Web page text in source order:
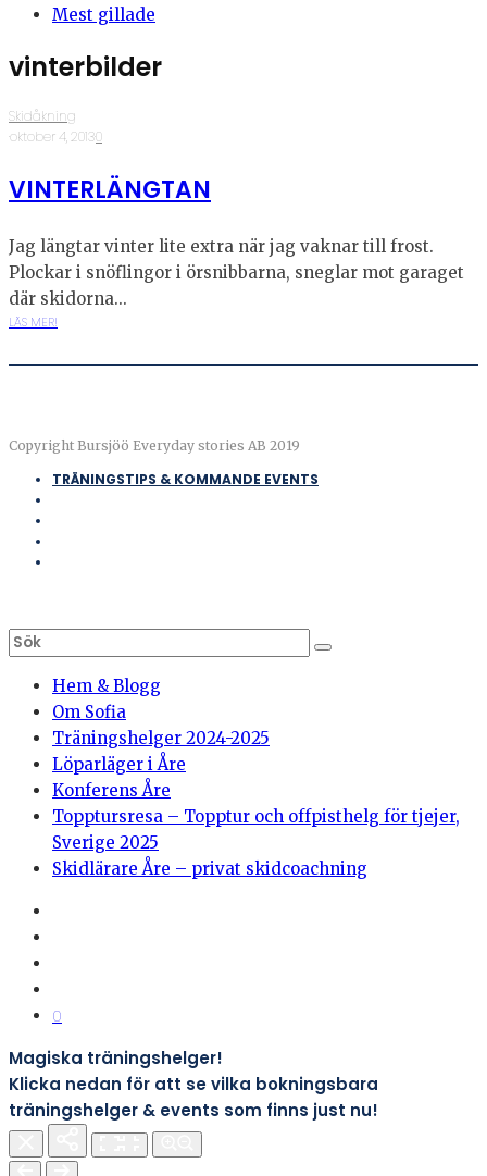
Mest gillade
vinterbilder
Skidåkning
·oktober 4, 2013·0
VINTERLÄNGTAN
Jag längtar vinter lite extra när jag vaknar till frost.
Plockar i snöflingor i örsnibbarna, sneglar mot garaget
där skidorna...
LÄS MER!
Copyright Bursjöö Everyday stories AB 2019
TRÄNINGSTIPS & KOMMANDE EVENTS
Hem & Blogg
Om Sofia
Träningshelger 2024-2025
Löparläger i Åre
Konferens Åre
Topptursresa – Topptur och offpisthelg för tjejer,
Sverige 2025
Skidlärare Åre – privat skidcoachning
0
Magiska träningshelger!
Klicka nedan för att se vilka bokningsbara
träningshelger & events som finns just nu!